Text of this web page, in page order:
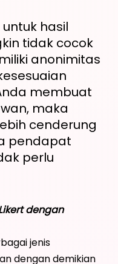
hasil
tidak cocok
anonimitas
membuat
maka
cenderung
pendapat
perlu
dengan
jenis
dengan demikian